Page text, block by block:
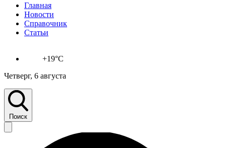
Главная
Новости
Справочник
Статьи
+19°C
Четверг, 6 августа
Поиск